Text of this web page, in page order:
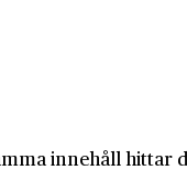
innehåll hittar